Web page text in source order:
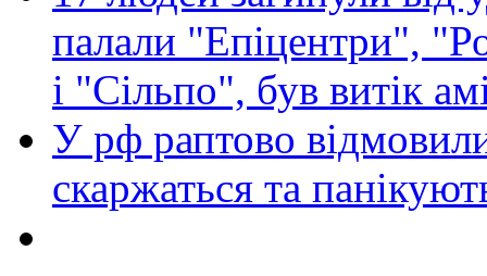
палали "Епіцентри",
і "Сільпо", був витік
У рф раптово
скаржаться та